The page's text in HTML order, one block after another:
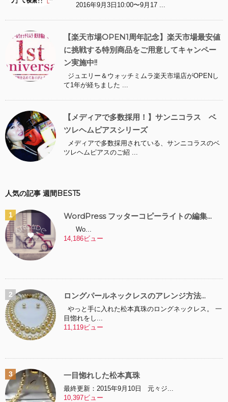
2016年9月3日10:00〜9月17 ...
【楽天市場OPEN1周年記念】楽天市場最安値
に挑戦する特別商品をご用意してキャンペー
ン実施中!!
ジュエリー＆ウォッチミムラ楽天市場店がOPENし
て1年が経ちました ...
【メディアで多数採用！】サンニコラス ベ
ツレヘムピアスシリーズ
メディアで多数採用されている、サンニコラスのベ
ツレヘムピアスのご紹 ...
人気の記事 週間BEST5
WordPress フッターコピーライトの編集...
Wo...
14,186ビュー
ロングパールネックレスのアレンジ方法...
やっと手に入れた松本真珠のロングネックレス。 一
目惚れをし...
11,119ビュー
一目惚れした松本真珠
最終更新：2015年9月10日 元々ジ...
10,397ビュー